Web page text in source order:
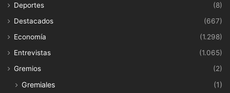
Deportes
(8)
Destacados
(667)
Economía
(1.298)
Entrevistas
(1.065)
Gremios
(2)
Gremiales (1)